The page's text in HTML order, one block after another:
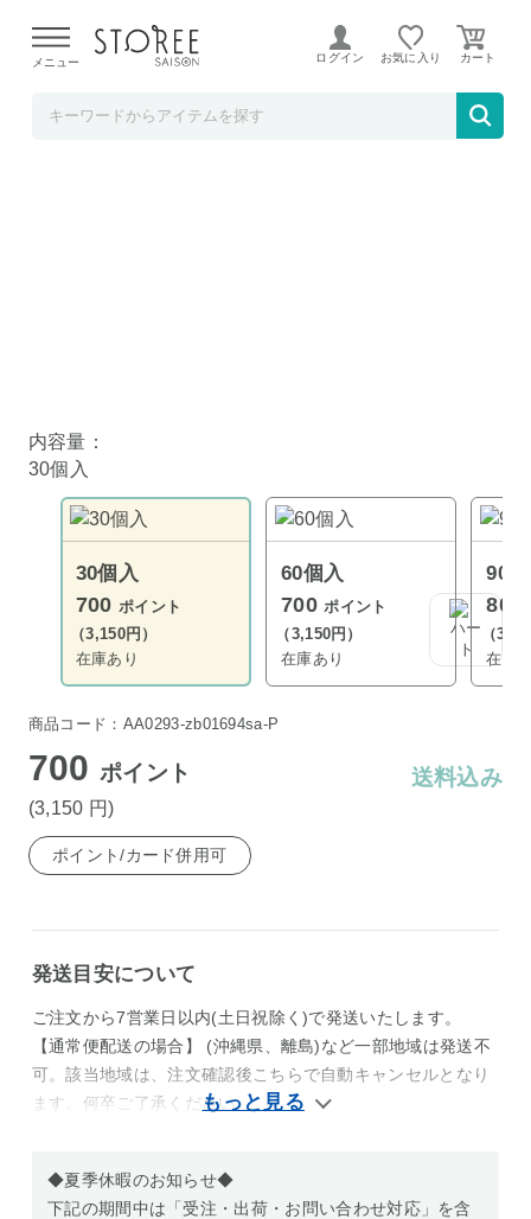
よる配送遅延が発生しております。
メニュー ログイン お気に入り
しるしの大豆ミート餃子 30個入
内容量：
30個入
30個入
700ポイント
（3,150円）
在庫あり
60個入
700ポイント
（3,150円）
在庫あり
90
800
（
在庫
商品コード：AA0293-zb01694sa-P
700ポイント
(3,150 円)
送料込み
ポイント/カード併用可
発送目安について
ご注文から7営業日以内(土日祝除く)で発送いたします。
【通常便配送の場合】 (沖縄県、離島)など一部地域は発送不
可。該当地域は、注文確認後こちらで自動キャンセルとなり
ます。何卒ご了承ください
◆夏季休暇のお知らせ◆
下記の期間中は「受注・出荷・お問い合わせ対応」を含